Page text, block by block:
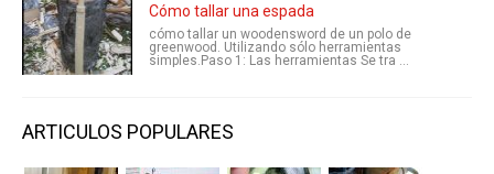
Cómo tallar una espada
cómo tallar un woodensword de un polo de
greenwood. Utilizando sólo herramientas
simples.Paso 1: Las herramientas Se tra ...
ARTICULOS POPULARES